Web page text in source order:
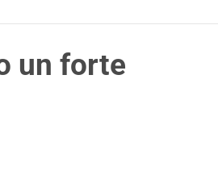
un forte